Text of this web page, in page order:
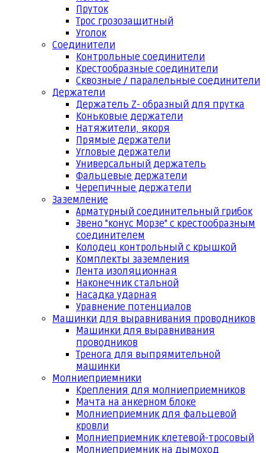
Пруток
Трос грозозащитный
Уголок
Соединители
Контрольные соединители
Крестообразные соединители
Сквозные / паралельные соединители
Держатели
Держатель Z- образный для прутка
Коньковые держатели
Натяжители, якоря
Прямые держатели
Угловые держатели
Универсальный держатель
Фальцевые держатели
Черепичные держатели
Заземление
Арматурный соединительный грибок
Звено "конус Морзе" с крестообразным
соединителем
Колодец контрольный с крышкой
Комплекты заземления
Лента изоляционная
Наконечник стальной
Насадка ударная
Уравнение потенциалов
Машинки для выравнивания проводников
Машинки для выравнивания
проводников
Тренога для выпрямительной
машинки
Молниеприемники
Крепления для молниеприемников
Мачта на анкерном блоке
Молниеприемник для фальцевой
кровли
Молниеприемник клетевой-тросовый
Молниеприемник на дымоход